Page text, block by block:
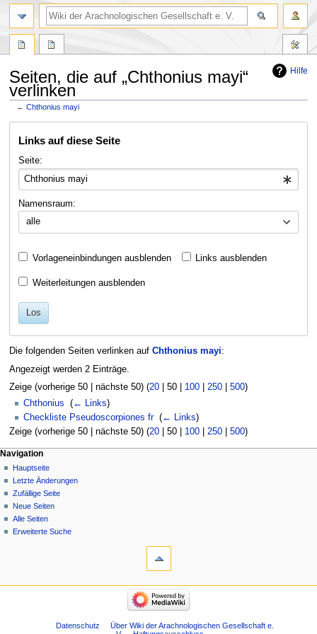
Hilfe
Seiten, die auf „Chthonius mayi“
verlinken
←Chthonius mayi
Navigation
Suche
Links auf diese Seite
Seite:
Namensraum:
alle
Vorlageneinbindungen ausblenden Links ausblenden
Weiterleitungen ausblenden
Los
Die folgenden Seiten verlinken auf Chthonius mayi:
Angezeigt werden 2 Einträge.
Zeige (vorherige 50| nächste 50) (20| 50| 100| 250| 500)
Chthonius
(← Links)
Checkliste Pseudoscorpiones fr‎ (← Links)
Zeige (vorherige 50| nächste 50) (20| 50| 100| 250| 500)
Navigation
Hauptseite
Letzte Änderungen
Zufällige Seite
Neue Seiten
Alle Seiten
Erweiterte Suche
Datenschutz
Über Wiki der Arachnologischen Gesellschaft e.